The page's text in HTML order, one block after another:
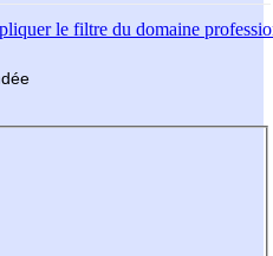
le filtre du domaine